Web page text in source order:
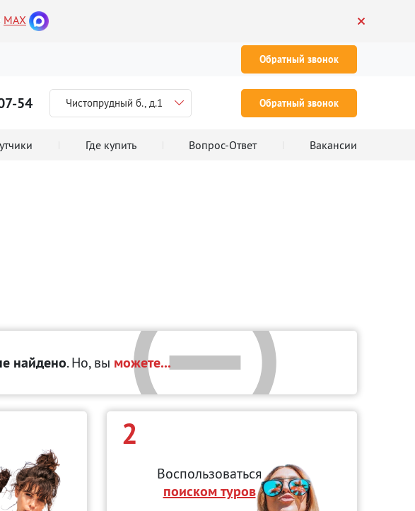
MAX
Обратный звонок
54 Чистопрудный б., д.1 Обратный звонок
Где купить Вопрос-Ответ Вакансии
найдено. Но, вы можете...
2
Воспользоваться
поиском туров